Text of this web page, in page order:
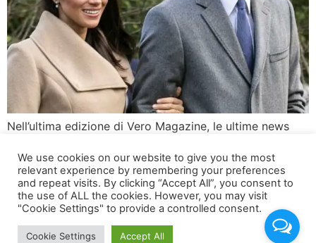
Nell’ultima edizione di Vero Magazine, le ultime news
sociali Harry e Meghan, crisi con Re Carlo e divorzio in
vista Uno degli articoli più seguiti di questa settimana
su Vero Magazine esplora la complessa situazione di
Harry e Meghan. Secondo fonti vicine alla famiglia reale,
la coppia […]
We use cookies on our website to give you the most
relevant experience by remembering your preferences
and repeat visits. By clicking “Accept All”, you consent to
the use of ALL the cookies. However, you may visit
"Cookie Settings" to provide a controlled consent.
Cookie Settings Accept All